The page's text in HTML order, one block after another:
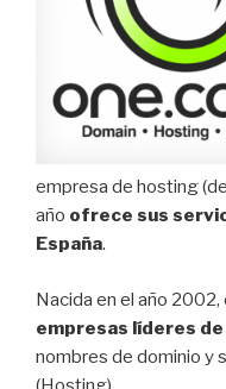
empresa de hosting
año ofrece sus
España.
Nacida en el año 2002,
empresas líderes de
nombres de dominio y